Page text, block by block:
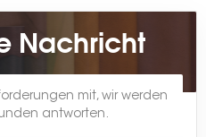
Nachricht
mit, wir werden
antworten.